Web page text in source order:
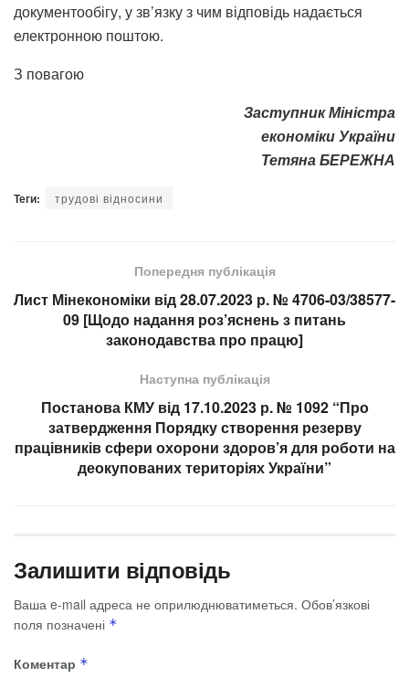
документообігу, у зв’язку з чим відповідь надається
електронною поштою.
З повагою
Заступник Міністра
економіки України
Тетяна БЕРЕЖНА
Теги: трудові відносини
Попередня публікація
Лист Мінекономіки від 28.07.2023 р. № 4706-03/38577-
09 [Щодо надання роз’яснень з питань
законодавства про працю]
Наступна публікація
Постанова КМУ від 17.10.2023 р. № 1092 “Про
затвердження Порядку створення резерву
працівників сфери охорони здоров’я для роботи на
деокупованих територіях України”
Залишити відповідь
Ваша e-mail адреса не оприлюднюватиметься. Обов’язкові
поля позначені *
Коментар *